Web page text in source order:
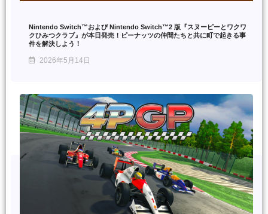
Nintendo Switch™および Nintendo Switch™2 版『スヌーピーとワクワ
クひみつクラブ』が本日発売！ピーナッツの仲間たちと共に町で起きる事
件を解決しよう！
2026年5月14日